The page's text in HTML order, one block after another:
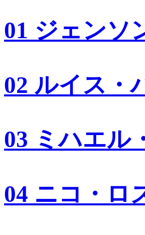
01 ジェンソ
02 ルイス・
03 ミハエル
04 ニコ・ロ